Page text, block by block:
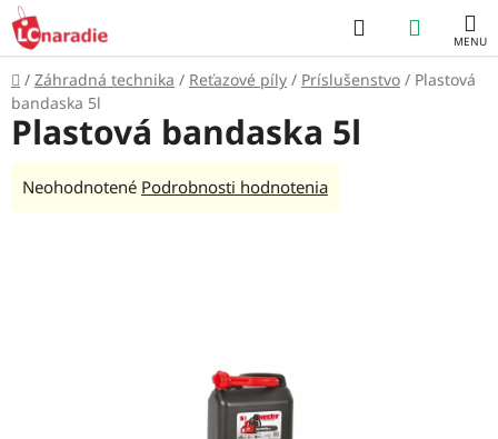
Prejsť
na
obsah
Hľadať
KOŠÍK
Domov
/ Záhradná technika / Reťazové píly / Príslušenstvo / Plastová
bandaska 5l
Plastová bandaska 5l
Priemerné
Neohodnotené Podrobnosti hodnotenia